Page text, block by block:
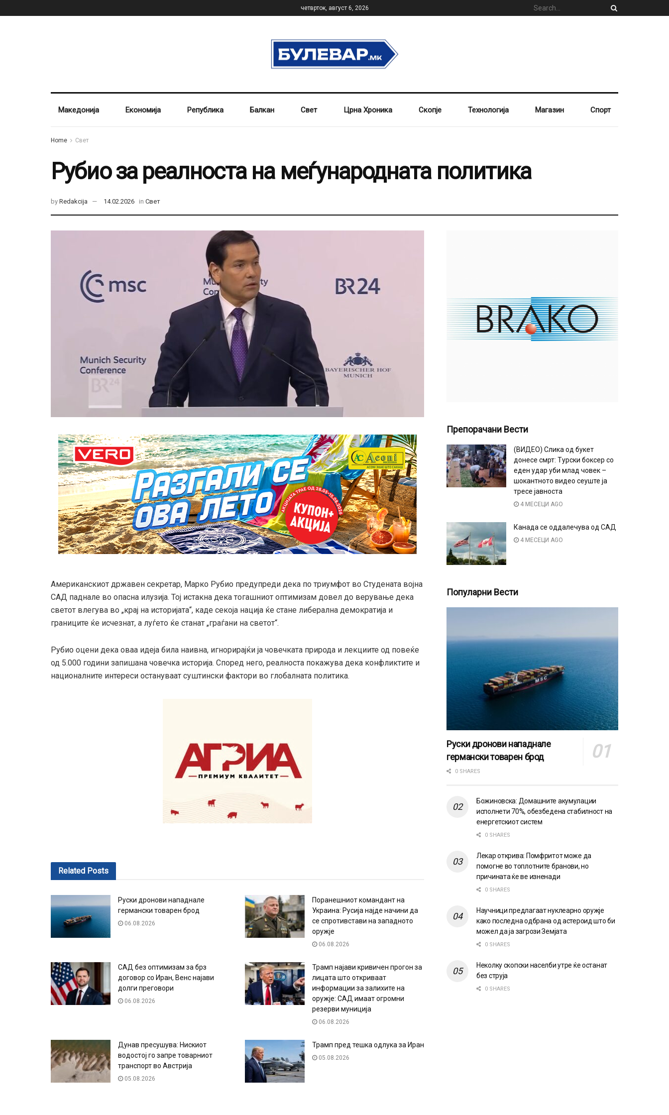
четврток, август 6, 2026
Македонија Економија Република Балкан Свет Црна Хроника Скопје Технологија Магазин Спорт
Home Свет
Рубио за реалноста на меѓународната политика
by Redakcija 14.02.2026 in Свет
Американскиот државен секретар, Марко Рубио предупреди дека по триумфот во Студената војна
САД паднале во опасна илузија. Тој истакна дека тогашниот оптимизам довел до верување дека
светот влегува во „крај на историјата“, каде секоја нација ќе стане либерална демократија и
границите ќе исчезнат, а луѓето ќе станат „граѓани на светот“.
Рубио оцени дека оваа идеја била наивна, игнорирајќи ја човечката природа и лекциите од повеќе
од 5.000 години запишана човечка историја. Според него, реалноста покажува дека конфликтите и
националните интереси остануваат суштински фактори во глобалната политика.
Related Posts
Руски дронови нападнале
германски товарен брод
06.08.2026
Поранешниот командант на
Украина: Русија најде начини да
се спротивстави на западното
оружје
06.08.2026
САД без оптимизам за брз
договор со Иран, Венс најави
долги преговори
06.08.2026
Трамп најави кривичен прогон за
лицата што откриваат
информации за залихите на
оружје: САД имаат огромни
резерви муниција
06.08.2026
Дунав пресушува: Нискиот
водостој го запре товарниот
транспорт во Австрија
05.08.2026
Трамп пред тешка одлука за Иран
05.08.2026
Препорачани Вести
(ВИДЕО) Слика од букет
донесе смрт: Турски боксер со
еден удар уби млад човек –
шокантното видео сеуште ја
тресе јавноста
4 МЕСЕЦИ AGO
Канада се оддалечува од САД
4 МЕСЕЦИ AGO
Популарни Вести
Руски дронови нападнале
германски товарен брод
0 SHARES
Божиновска: Домашните акумулации
исполнети 70%, обезбедена стабилност на
енергетскиот систем
0 SHARES
Лекар открива: Помфритот може да
помогне во топлотните бранови, но
причината ќе ве изненади
0 SHARES
Научници предлагаат нуклеарно оружје
како последна одбрана од астероид што би
можел да ја загрози Земјата
0 SHARES
Неколку скопски населби утре ќе останат
без струја
0 SHARES